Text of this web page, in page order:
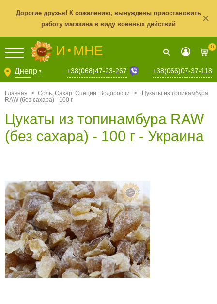
Дорогие друзья! К сожалению, вынуждены приостановить
работу магазина в виду военных действий
И МНЕ 0
Днепр ▼ +38(068)47-23-267 +38(066)07-37-118
Главная > Соль. Сахар. Специи. Водоросли >
Цукаты из топинамбура
RAW (без сахара) - 100 г
Цукаты из топинамбура RAW
(без сахара) - 100 г - Украина